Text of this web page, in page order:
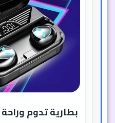
بطارية تدوم